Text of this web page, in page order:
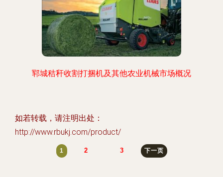
郓城秸秆收割打捆机及其他农业机械市场概况
如若转载，请注明出处：
http://www.rbukj.com/product/
1 2 3 下一页